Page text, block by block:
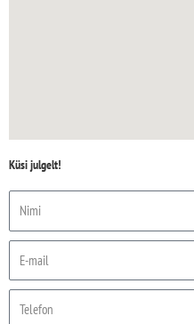
Küsi julgelt!